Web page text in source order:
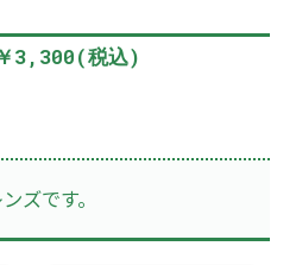
￥3,300(税込)
ズです。